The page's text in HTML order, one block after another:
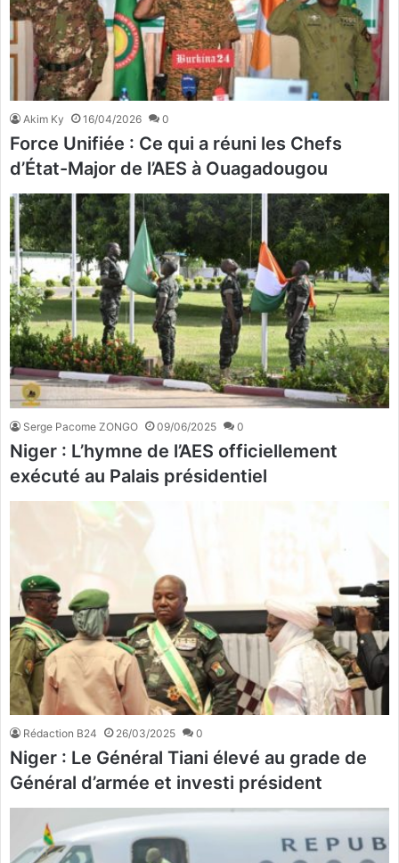
Akim Ky 16/04/2026 0
Force Unifiée : Ce qui a réuni les Chefs
d’État-Major de l’AES à Ouagadougou
Serge Pacome ZONGO 09/06/2025 0
Niger : L’hymne de l’AES officiellement
exécuté au Palais présidentiel
Rédaction B24 26/03/2025 0
Niger : Le Général Tiani élevé au grade de
Général d’armée et investi président